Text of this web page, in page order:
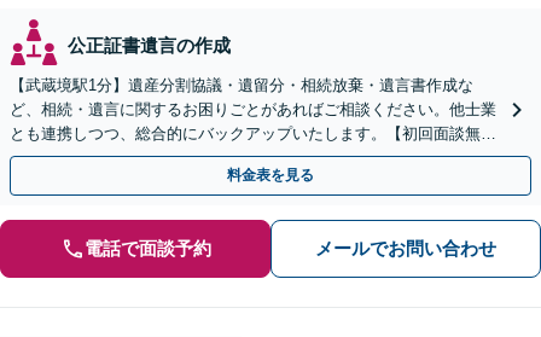
公正証書遺言の作成
【武蔵境駅1分】遺産分割協議・遺留分・相続放棄・遺言書作成な
ど、相続・遺言に関するお困りごとがあればご相談ください。他士業
とも連携しつつ、総合的にバックアップいたします。【初回面談無
料】【休日・夜間面談可】
料金表を見る
電話で面談予約 メールでお問い合わせ